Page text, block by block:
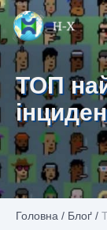
ТОП
Головна / Блоґ /